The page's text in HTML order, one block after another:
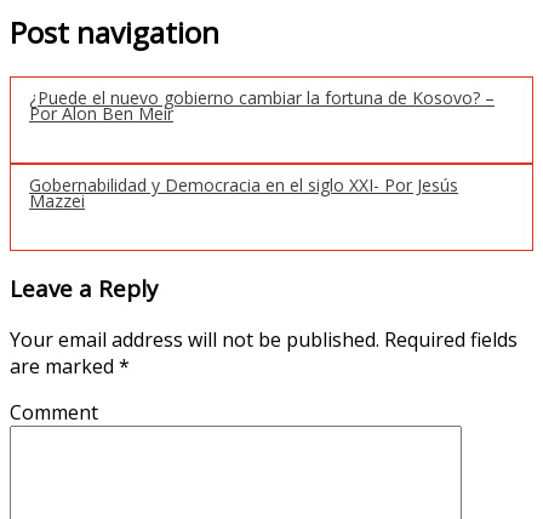
Post navigation
¿Puede el nuevo gobierno cambiar la fortuna de Kosovo? –
Por Alon Ben Meir
Gobernabilidad y Democracia en el siglo XXI- Por Jesús
Mazzei
Leave a Reply
Your email address will not be published. Required fields
are marked *
Comment